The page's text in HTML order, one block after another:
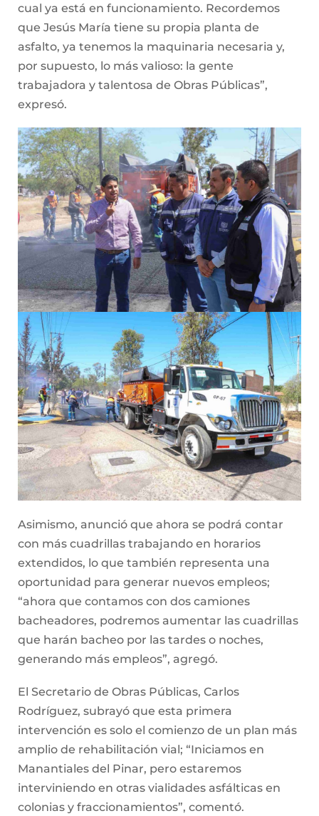
cual ya está en funcionamiento. Recordemos
que Jesús María tiene su propia planta de
asfalto, ya tenemos la maquinaria necesaria y,
por supuesto, lo más valioso: la gente
trabajadora y talentosa de Obras Públicas”,
expresó.
Asimismo, anunció que ahora se podrá contar
con más cuadrillas trabajando en horarios
extendidos, lo que también representa una
oportunidad para generar nuevos empleos;
“ahora que contamos con dos camiones
bacheadores, podremos aumentar las cuadrillas
que harán bacheo por las tardes o noches,
generando más empleos”, agregó.
El Secretario de Obras Públicas, Carlos
Rodríguez, subrayó que esta primera
intervención es solo el comienzo de un plan más
amplio de rehabilitación vial; “Iniciamos en
Manantiales del Pinar, pero estaremos
interviniendo en otras vialidades asfálticas en
colonias y fraccionamientos”, comentó.